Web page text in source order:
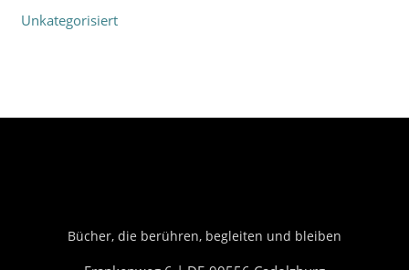
Unkategorisiert
Bücher, die berühren, begleiten und bleiben